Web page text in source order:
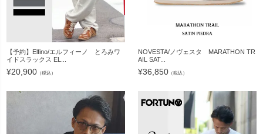
【予約】Elfino/エルフィーノ とろみワ
イドスラックス EL...
¥20,900 （税込）
NOVESTA/ノヴェスタ MARATHON TR
AIL SAT...
¥36,850 （税込）